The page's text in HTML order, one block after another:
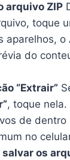
arquivo ZIP
toque
aparelhos, o
do
“Extrair”
, toque nela.
de dentro
no
salvar os